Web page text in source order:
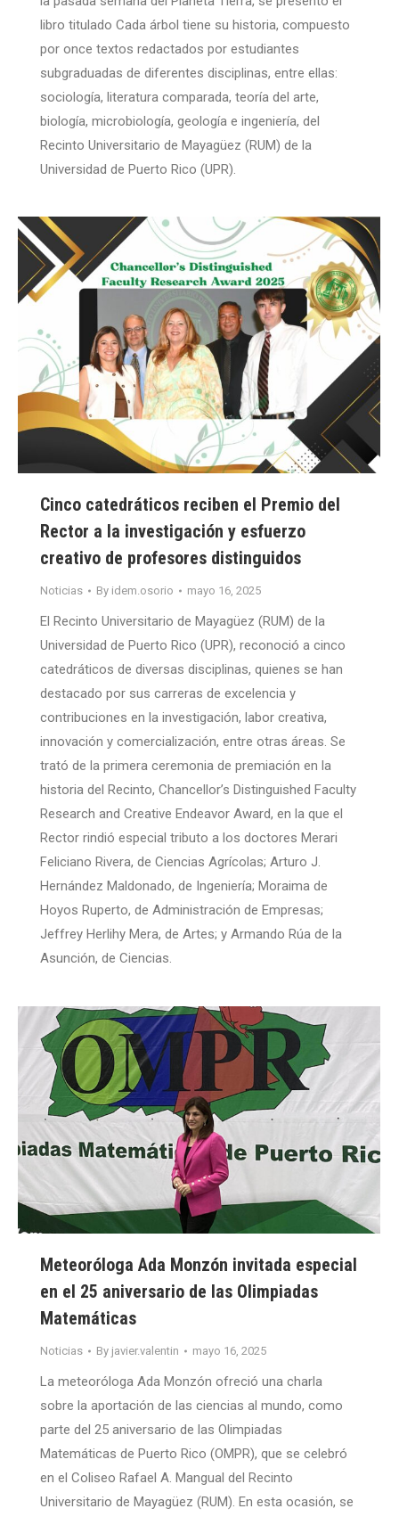
libro titulado Cada árbol tiene su historia, compuesto
por once textos redactados por estudiantes
subgraduadas de diferentes disciplinas, entre ellas:
sociología, literatura comparada, teoría del arte,
biología, microbiología, geología e ingeniería, del
Recinto Universitario de Mayagüez (RUM) de la
Universidad de Puerto Rico (UPR).
Cinco catedráticos reciben el Premio del
Rector a la investigación y esfuerzo
creativo de profesores distinguidos
Noticias By idem.osorio mayo 16, 2025
El Recinto Universitario de Mayagüez (RUM) de la
Universidad de Puerto Rico (UPR), reconoció a cinco
catedráticos de diversas disciplinas, quienes se han
destacado por sus carreras de excelencia y
contribuciones en la investigación, labor creativa,
innovación y comercialización, entre otras áreas. Se
trató de la primera ceremonia de premiación en la
historia del Recinto, Chancellor’s Distinguished Faculty
Research and Creative Endeavor Award, en la que el
Rector rindió especial tributo a los doctores Merari
Feliciano Rivera, de Ciencias Agrícolas; Arturo J.
Hernández Maldonado, de Ingeniería; Moraima de
Hoyos Ruperto, de Administración de Empresas;
Jeffrey Herlihy Mera, de Artes; y Armando Rúa de la
Asunción, de Ciencias.
Meteoróloga Ada Monzón invitada especial
en el 25 aniversario de las Olimpiadas
Matemáticas
Noticias By javier.valentin mayo 16, 2025
La meteoróloga Ada Monzón ofreció una charla
sobre la aportación de las ciencias al mundo, como
parte del 25 aniversario de las Olimpiadas
Matemáticas de Puerto Rico (OMPR), que se celebró
en el Coliseo Rafael A. Mangual del Recinto
Universitario de Mayagüez (RUM). En esta ocasión, se